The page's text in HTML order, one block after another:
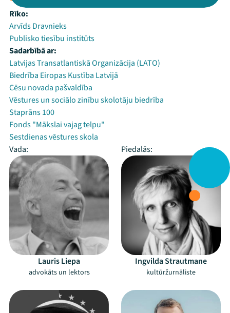
Rīko:
Arvīds Dravnieks
Publisko tiesību institūts
Sadarbībā ar:
Latvijas Transatlantiskā Organizācija (LATO)
Biedrība Eiropas Kustība Latvijā
Cēsu novada pašvaldība
Vēstures un sociālo zinību skolotāju biedrība
Staprāns 100
Fonds "Mākslai vajag telpu"
Sestdienas vēstures skola
Vada:
Piedalās:
Lauris Liepa
advokāts un lektors
Ingvilda Strautmane
kultūržurnāliste